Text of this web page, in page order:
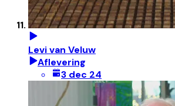
Levi van Veluw
Aflevering
3 dec 24